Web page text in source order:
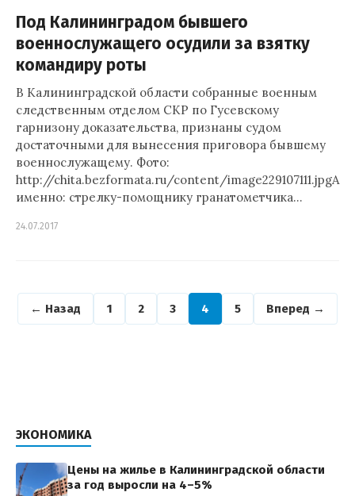
Под Калининградом бывшего
военнослужащего осудили за взятку
командиру роты
В Калининградской области собранные военным
следственным отделом СКР по Гусевскому
гарнизону доказательства, признаны судом
достаточными для вынесения приговора бывшему
военнослужащему. Фото:
http://chita.bezformata.ru/content/image229107111.jpgА
именно: стрелку-помощнику гранатометчика…
24.07.2017
← Назад 1 2 3 4 5 Вперед →
ЭКОНОМИКА
Цены на жилье в Калининградской области
за год выросли на 4–5%